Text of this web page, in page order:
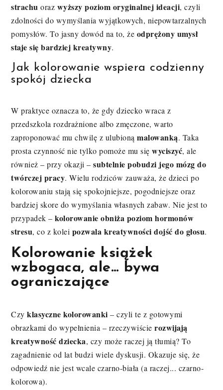
strachu oraz wyższy poziom oryginalnej ideacji, czyli
zdolności do wymyślania wyjątkowych, niepowtarzalnych
pomysłów. To jasny dowód na to, że odprężony umysł
staje się bardziej kreatywny.
Jak kolorowanie wspiera codzienny
spokój dziecka
W praktyce oznacza to, że gdy dziecko wraca z
przedszkola rozdrażnione albo zmęczone, warto
zaproponować mu chwilę z ulubionąmalowanką. Taka
prosta czynność nie tylko pomoże mu sięwyciszyć, ale
również – przy okazji –subtelnie pobudzi jego mózg do
twórczej pracy. Wielu rodziców zauważa, że dzieci po
kolorowaniu stają się spokojniejsze, pogodniejsze oraz
bardziej skore do wymyślania własnych zabaw. Nie jest to
przypadek –kolorowanie obniża poziom hormonów
stresu, co z kolei pozwala kreatywności dojść do głosu.
Kolorowanie książek
wzbogaca, ale… bywa
ograniczające
Czyklasyczne kolorowanki – czyli te z gotowymi
obrazkami do wypełnienia – rzeczywiścierozwijają
kreatywność dziecka, czy może raczej ją tłumią? To
zagadnienie od lat budzi wiele dyskusji. Okazuje się, że
odpowiedź nie jest wcale czarno-biała (a raczej... czarno-
kolorowa).